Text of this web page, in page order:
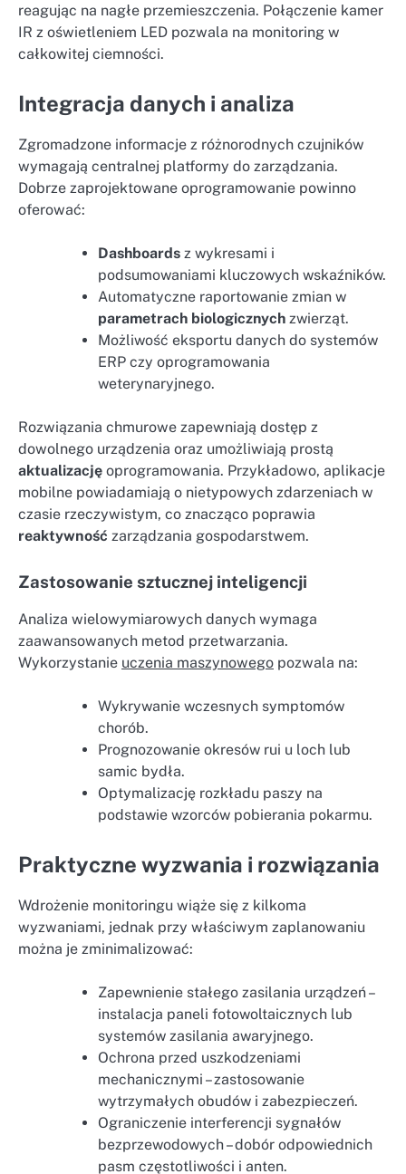
reagując na nagłe przemieszczenia. Połączenie kamer
IR z oświetleniem LED pozwala na monitoring w
całkowitej ciemności.
Integracja danych i analiza
Zgromadzone informacje z różnorodnych czujników
wymagają centralnej platformy do zarządzania.
Dobrze zaprojektowane oprogramowanie powinno
oferować:
Dashboards z wykresami i
podsumowaniami kluczowych wskaźników.
Automatyczne raportowanie zmian w
parametrach biologicznych zwierząt.
Możliwość eksportu danych do systemów
ERP czy oprogramowania
weterynaryjnego.
Rozwiązania chmurowe zapewniają dostęp z
dowolnego urządzenia oraz umożliwiają prostą
aktualizację oprogramowania. Przykładowo, aplikacje
mobilne powiadamiają o nietypowych zdarzeniach w
czasie rzeczywistym, co znacząco poprawia
reaktywność zarządzania gospodarstwem.
Zastosowanie sztucznej inteligencji
Analiza wielowymiarowych danych wymaga
zaawansowanych metod przetwarzania.
Wykorzystanie uczenia maszynowego pozwala na:
Wykrywanie wczesnych symptomów
chorób.
Prognozowanie okresów rui u loch lub
samic bydła.
Optymalizację rozkładu paszy na
podstawie wzorców pobierania pokarmu.
Praktyczne wyzwania i rozwiązania
Wdrożenie monitoringu wiąże się z kilkoma
wyzwaniami, jednak przy właściwym zaplanowaniu
można je zminimalizować:
Zapewnienie stałego zasilania urządzeń –
instalacja paneli fotowoltaicznych lub
systemów zasilania awaryjnego.
Ochrona przed uszkodzeniami
mechanicznymi – zastosowanie
wytrzymałych obudów i zabezpieczeń.
Ograniczenie interferencji sygnałów
bezprzewodowych – dobór odpowiednich
pasm częstotliwości i anten.